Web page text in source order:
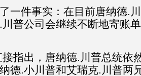
一件事实：在目前唐纳德.
普公司会继续不断地寄账
指出，唐纳德.川普总统依
德.小川普和艾瑞克.川普两